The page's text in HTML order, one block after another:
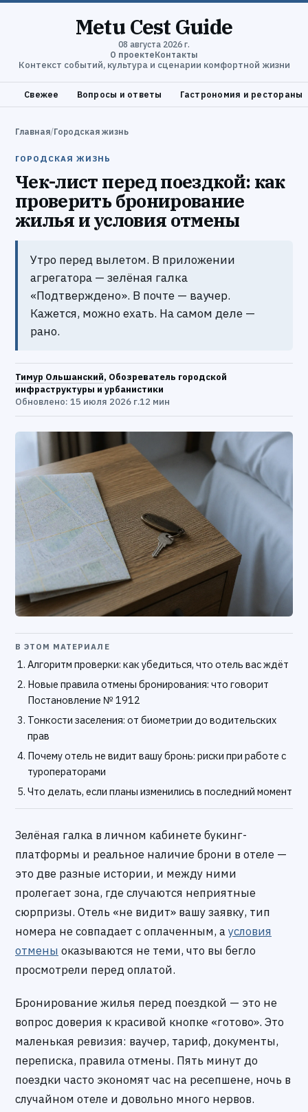
Metu Cest Guide
08 августа 2026 г.
О проектеКонтакты
Контекст событий, культура и сценарии комфортной жизни
Свежее Вопросы и ответы Гастрономия и рестораны
Главная/Городская жизнь
ГОРОДСКАЯ ЖИЗНЬ
Чек-лист перед поездкой: как
проверить бронирование
жилья и условия отмены
Утро перед вылетом. В приложении
агрегатора — зелёная галка
«Подтверждено». В почте — ваучер.
Кажется, можно ехать. На самом деле —
рано.
Тимур Ольшанский, Обозреватель городской
инфраструктуры и урбанистики
Обновлено: 15 июля 2026 г.12 мин
В ЭТОМ МАТЕРИАЛЕ
Алгоритм проверки: как убедиться, что отель вас ждёт
Новые правила отмены бронирования: что говорит
Постановление № 1912
Тонкости заселения: от биометрии до водительских
прав
Почему отель не видит вашу бронь: риски при работе с
туроператорами
Что делать, если планы изменились в последний момент
Зелёная галка в личном кабинете букинг-
платформы и реальное наличие брони в отеле —
это две разные истории, и между ними
пролегает зона, где случаются неприятные
сюрпризы. Отель «не видит» вашу заявку, тип
номера не совпадает с оплаченным, аусловия
отмены оказываются не теми, что вы бегло
просмотрели перед оплатой.
Бронирование жилья перед поездкой — это не
вопрос доверия к красивой кнопке «готово». Это
маленькая ревизия: ваучер, тариф, документы,
переписка, правила отмены. Пять минут до
поездки часто экономят час на ресепшене, ночь в
случайном отеле и довольно много нервов.